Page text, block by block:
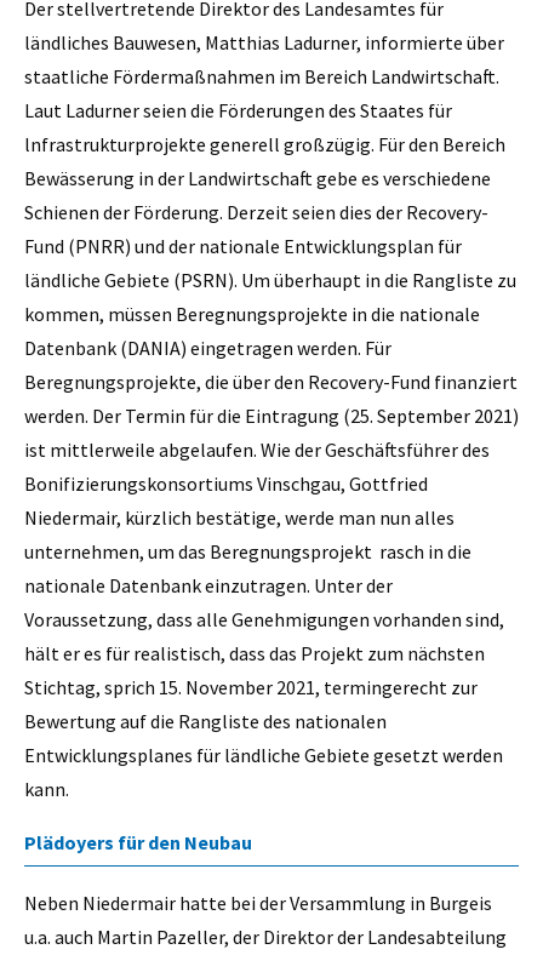
Der stellvertretende Direktor des Landesamtes für
ländliches Bauwesen, Matthias Ladurner, informierte über
staatliche Fördermaßnahmen im Bereich Landwirtschaft.
Laut Ladurner seien die Förderungen des Staates für
lnfrastrukturprojekte generell großzügig. Für den Bereich
Bewässerung in der Landwirtschaft gebe es verschiedene
Schienen der Förderung. Derzeit seien dies der Recovery-
Fund (PNRR) und der nationale Entwicklungsplan für
ländliche Gebiete (PSRN). Um überhaupt in die Rangliste zu
kommen, müssen Beregnungsprojekte in die nationale
Datenbank (DANIA) eingetragen werden. Für
Beregnungsprojekte, die über den Recovery-Fund finanziert
werden. Der Termin für die Eintragung (25. September 2021)
ist mittlerweile abgelaufen. Wie der Geschäftsführer des
Bonifizierungskonsortiums Vinschgau, Gottfried
Niedermair, kürzlich bestätige, werde man nun alles
unternehmen, um das Beregnungsprojekt rasch in die
nationale Datenbank einzutragen. Unter der
Voraussetzung, dass alle Genehmigungen vorhanden sind,
hält er es für realistisch, dass das Projekt zum nächsten
Stichtag, sprich 15. November 2021, termingerecht zur
Bewertung auf die Rangliste des nationalen
Entwicklungsplanes für ländliche Gebiete gesetzt werden
kann.
Plädoyers für den Neubau
Neben Niedermair hatte bei der Versammlung in Burgeis
u.a. auch Martin Pazeller, der Direktor der Landesabteilung